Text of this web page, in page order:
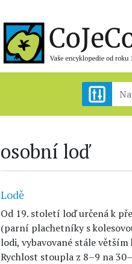
osobní loď
Lodě
Od 19. století loď určená k
(parní plachetníky s
lodi, vybavované stále
Rychlost stoupla z 8–9 na